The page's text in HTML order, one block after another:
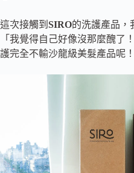
這次接觸到 SIRO的洗護產品，
「我覺得自己好像沒那麼醜了
護完全不輸沙龍級美髮產品呢！